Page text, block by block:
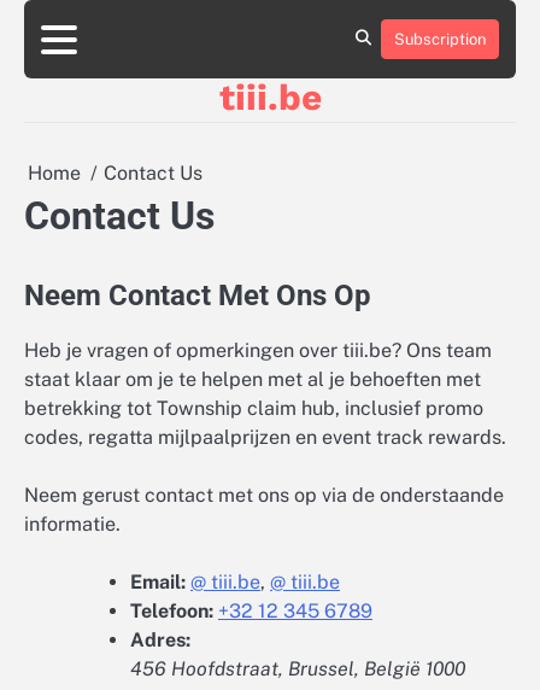
Skip
content
About
Contact
Cookie
Privacy
Sitemap
Terms
Subscription
tiii.be
Home Contact Us
Contact Us
Neem Contact Met Ons Op
Heb je vragen of opmerkingen over tiii.be? Ons team
staat klaar om je te helpen met al je behoeften met
betrekking tot Township claim hub, inclusief promo
codes, regatta mijlpaalprijzen en event track rewards.
Neem gerust contact met ons op via de onderstaande
informatie.
Email: @ tiii.be, @ tiii.be
Telefoon: +32 12 345 6789
Adres:
456 Hoofdstraat, Brussel, België 1000